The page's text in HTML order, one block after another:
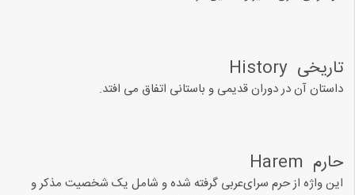
ﺗﺎﺭﯾﺨﯽ ‏ History
ﺩﺍﺳﺘﺎﻥ ﺁﻥ ﺩﺭ دوران قدیمی و باستانی اتفاق می افتد.
ﺣﺎﺭﻡ ‏ Harem
ﺍﯾﻦ ﻭﺍﮊﻩ ﺍﺯ ﺣﺮﻡ ﺳﺮﺍ‏یﻋﺮﺑﯽ ﮔﺮﻓﺘﻪ ﺷﺪﻩ ﻭ ﺷﺎﻣﻞ ﯾﮏ ﺷﺨﺼﯿﺖ ﻣﺬﮐﺮ ﻭ